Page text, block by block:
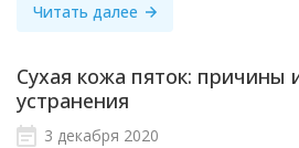
Читать далее
Сухая кожа пяток: причины
устранения
3 декабря 2020